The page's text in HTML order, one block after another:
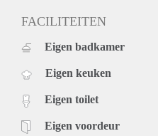
FACILITEITEN
Eigen badkamer
Eigen keuken
Eigen toilet
Eigen voordeur